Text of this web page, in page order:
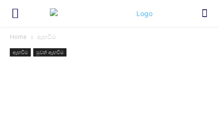
Home ඇඟවීම
ඇඟවීම පුවත් ඇඟවීම